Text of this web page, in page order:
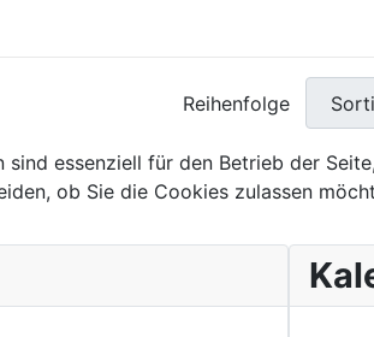
Reihenfolge
essenziell für den Betrieb der
ob Sie die Cookies zulassen